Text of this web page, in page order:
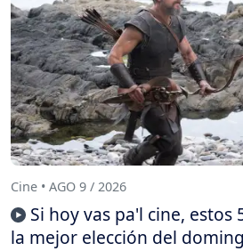
Cine • AGO 9 / 2026
Si hoy vas pa'l cine, estos
la mejor elección del